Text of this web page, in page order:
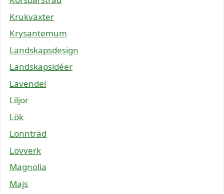
Krukväxter
Krysantemum
Landskapsdesign
Landskapsidéer
Lavendel
Liljor
Lök
Lönnträd
Lövverk
Magnolia
Majs